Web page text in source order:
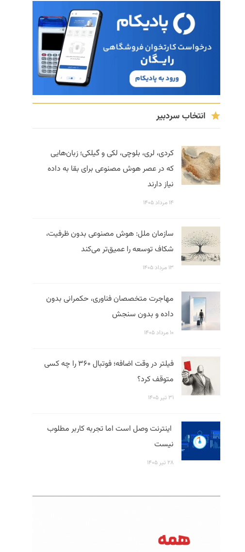
انتخاب سردبیر
کردی، لری، بلوچی، لکی و گیلکی؛ زبان‌هایی
که در عصر هوش مصنوعی برای بقا به داده
نیاز دارند
۱۴ مرداد ۱۴۰۵
سازمان ملل: هوش مصنوعی بدون ظرفیت،
شکاف توسعه را عمیق‌تر می‌کند
۱۳ مرداد ۱۴۰۵
مهاجرت متخصصان فناوری، حکمرانی بدون
داده و بدون سنجش
۱۰ مرداد ۱۴۰۵
فیلتر در وقت اضافه؛ فوتبال ۳۶۰ را چه کسی
متوقف کرد؟
۳۱ تیر ۱۴۰۵
اینترنت وصل است اما تجربه کاربر مطلوب
نیست
۲۸ تیر ۱۴۰۵